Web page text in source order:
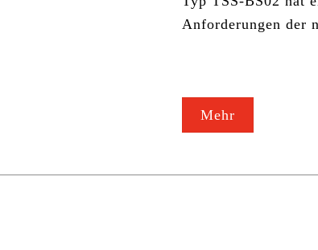
Anforderungen der
Mehr